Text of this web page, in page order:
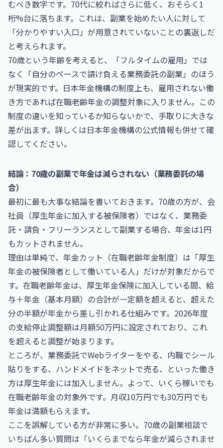
むべき数字です。70代に絞ればさらに低く、おそらく1
桁%台に落ちます。これは、副業を始めたい人に対して
「分かりやすい入口」が用意されていないことの裏返しだ
と考えられます。
70歳という年齢を考えると、「フルタイムの雇用」では
なく「自分のペースで請け負える業務委託の副業」のほう
が現実的です。日本年金機構の制度上も、雇用されない働
き方であれば在職老齢年金の調整対象に入りません。この
制度の違いを知っているか知らないかで、手取りに大きな
差が出ます。詳しくは日本年金機構の公式情報も併せて確
認してください。
結論：70歳の副業で年金は減らされない（業務委託の場
合）
最初に最も大事な結論を書いておきます。70歳の方が、会
社員（厚生年金に加入する被保険者）ではなく、業務委
託・請負・フリーランスとして副業する場合、年金は1円
もカットされません。
理由は単純で、年金カット（在職老齢年金制度）は「厚生
年金の被保険者として働いている人」だけが対象だからで
す。在職老齢年金は、厚生年金保険に加入している間、給
与＋年金（基本月額）の合計が一定額を超えると、超えた
分の半額が年金から差し引かれる仕組みです。2026年度
の支給停止調整額は月額50万円に設定されており、これ
を超えると調整が始まります。
ところが、業務委託でWebライターをやる、内職でシール
貼りをする、ハンドメイドをネットで売る、といった働き
方は厚生年金には加入しません。よって、いくら稼いでも
在職老齢年金の対象外です。月収10万円でも30万円でも
年金は満額もらえます。
ここを誤解している方が非常に多い。70歳の副業相談で
いちばん多い質問は「いくらまでなら年金が減らされませ